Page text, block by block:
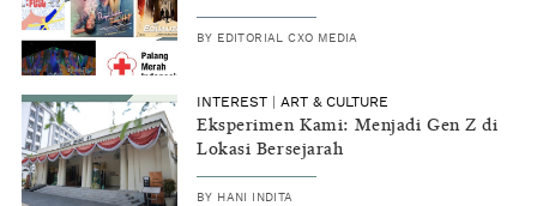
BY EDITORIAL CXO MEDIA
INTEREST ART & CULTURE
Eksperimen Kami: Menjadi Gen Z di
Lokasi Bersejarah
BY HANI INDITA